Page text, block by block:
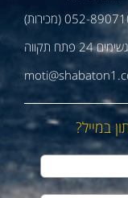
(מכירות)
במייל?